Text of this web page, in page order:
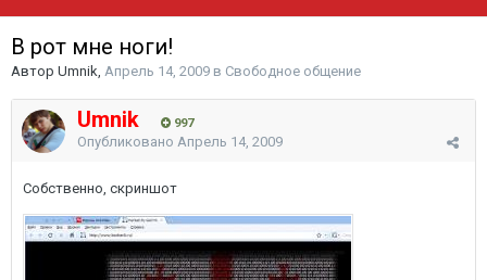
В рот мне ноги!
Автор Umnik, Апрель 14, 2009 в Свободное общение
Umnik 997
Опубликовано Апрель 14, 2009
Собственно, скриншот